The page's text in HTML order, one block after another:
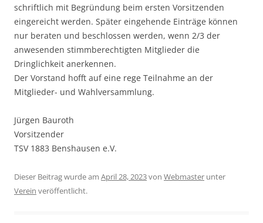
schriftlich mit Begründung beim ersten Vorsitzenden
eingereicht werden. Später eingehende Einträge können
nur beraten und beschlossen werden, wenn 2/3 der
anwesenden stimmberechtigten Mitglieder die
Dringlichkeit anerkennen.
Der Vorstand hofft auf eine rege Teilnahme an der
Mitglieder- und Wahlversammlung.
Jürgen Bauroth
Vorsitzender
TSV 1883 Benshausen e.V.
Dieser Beitrag wurde am April 28, 2023von Webmaster unter
Verein veröffentlicht.